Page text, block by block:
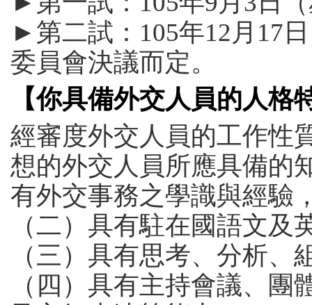
►第二試：105年12月17
委員會決議而定。
【你具備外交人員的人格
經審度外交人員的工作性
想的外交人員所應具備的
有外交事務之學識與經驗
（二）具有駐在國語文及
（三）具有思考、分析
（四）具有主持會議、